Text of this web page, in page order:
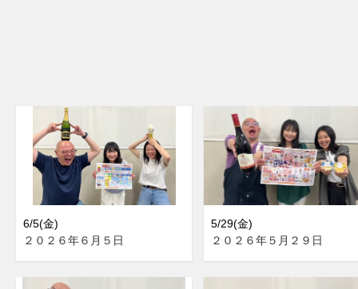
6/5(金)
２０２６年６月５日
5/29(金)
２０２６年５月２９日